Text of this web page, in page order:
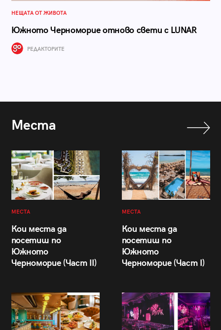
НЕЩАТА ОТ ЖИВОТА
Южното Черноморие отново свети с LUNAR
РЕДАКТОРИТЕ
Места
МЕСТА
Кои места да
посетиш по
Южното
Черноморие (Част II)
МЕСТА
Кои места да
посетиш по
Южното
Черноморие (Част I)